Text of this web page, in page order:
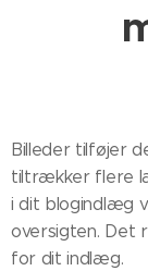
Billeder tilføjer
tiltrækker flere
i dit blogindlæg
oversigten. Det
for dit indlæg.